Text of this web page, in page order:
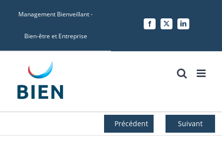
Management Bienveillant -
Bien-être et Entreprise
Facebook
X LinkedIn
Précédent Suivant